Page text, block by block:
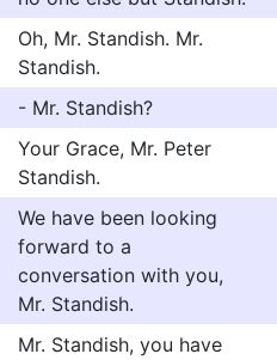
Oh, Mr. Standish. Mr.
Standish.
- Mr. Standish?
Your Grace, Mr. Peter
Standish.
We have been looking
forward to a
conversation with you,
Mr. Standish.
Mr. Standish, you have